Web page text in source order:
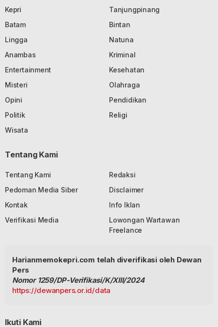
Kepri
Tanjungpinang
Batam
Bintan
Lingga
Natuna
Anambas
Kriminal
Entertainment
Kesehatan
Misteri
Olahraga
Opini
Pendidikan
Politik
Religi
Wisata
Tentang Kami
Tentang Kami
Redaksi
Pedoman Media Siber
Disclaimer
Kontak
Info Iklan
Verifikasi Media
Lowongan Wartawan
Freelance
Harianmemokepri.com telah diverifikasi oleh Dewan
Pers
Nomor 1259/DP-Verifikasi/K/XIII/2024
https://dewanpers.or.id/data
Ikuti Kami